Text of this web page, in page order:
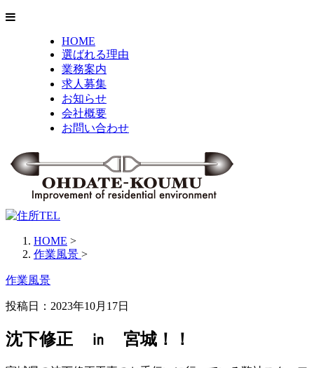
HOME
選ばれる理由
業務案内
求人募集
お知らせ
会社概要
お問い合わせ
HOME >
作業風景 >
作業風景
投稿日： 2023年10月17日
沈下修正 ㏌ 宮城！！